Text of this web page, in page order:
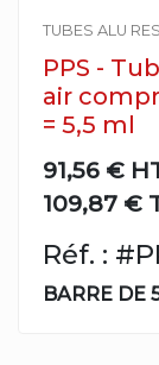
TUBES ALU
PPS -
air
= 5,5 ml
91,56 €
109,87 €
Réf. :
BARRE DE